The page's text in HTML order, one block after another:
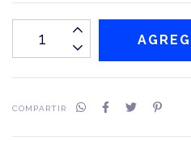
COMPARTIR